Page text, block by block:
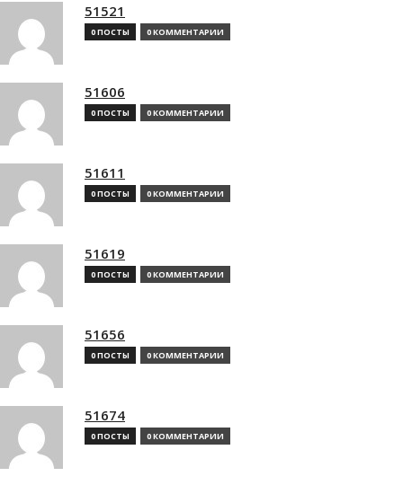
51521
0 ПОСТЫ 0 КОММЕНТАРИИ
51606
0 ПОСТЫ 0 КОММЕНТАРИИ
51611
0 ПОСТЫ 0 КОММЕНТАРИИ
51619
0 ПОСТЫ 0 КОММЕНТАРИИ
51656
0 ПОСТЫ 0 КОММЕНТАРИИ
51674
0 ПОСТЫ 0 КОММЕНТАРИИ